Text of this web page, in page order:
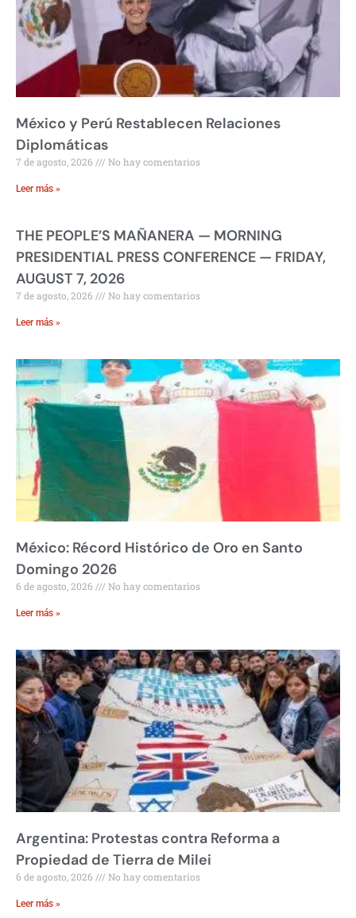
México y Perú Restablecen Relaciones
Diplomáticas
7 de agosto, 2026 No hay comentarios
Leer más »
THE PEOPLE’S MAÑANERA — MORNING
PRESIDENTIAL PRESS CONFERENCE — FRIDAY,
AUGUST 7, 2026
7 de agosto, 2026 No hay comentarios
Leer más »
México: Récord Histórico de Oro en Santo
Domingo 2026
6 de agosto, 2026 No hay comentarios
Leer más »
Argentina: Protestas contra Reforma a
Propiedad de Tierra de Milei
6 de agosto, 2026 No hay comentarios
Leer más »